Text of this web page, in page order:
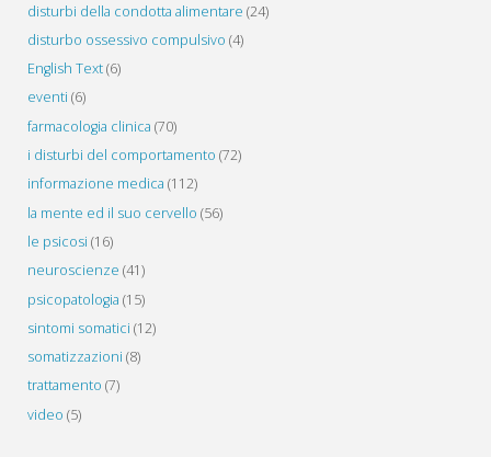
disturbi della condotta alimentare (24)
disturbo ossessivo compulsivo (4)
English Text(6)
eventi (6)
farmacologia clinica (70)
i disturbi del comportamento (72)
informazione medica (112)
la mente ed il suo cervello (56)
le psicosi (16)
neuroscienze (41)
psicopatologia (15)
sintomi somatici (12)
somatizzazioni (8)
trattamento (7)
video (5)